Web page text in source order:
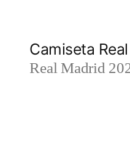
Camiseta
Real Madrid